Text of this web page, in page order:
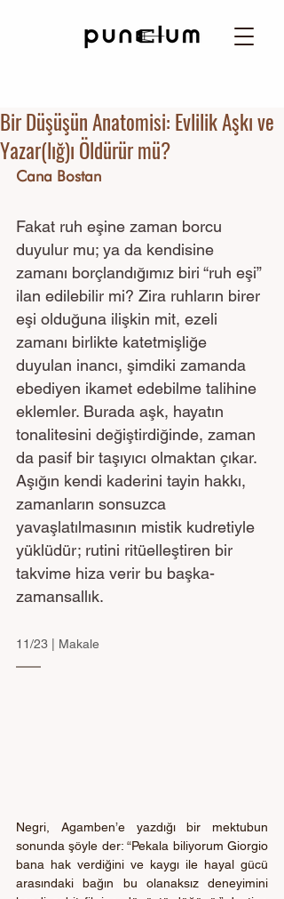
Bir Düşüşün Anatomisi: Evlilik Aşkı ve
Yazar(lığ)ı Öldürür mü?
Cana Bostan
Fakat ruh eşine zaman borcu
duyulur mu; ya da kendisine
zamanı borçlandığımız biri “ruh eşi”
ilan edilebilir mi? Zira ruhların birer
eşi olduğuna ilişkin mit, ezeli
zamanı birlikte katetmişliğe
duyulan inancı, şimdiki zamanda
ebediyen ikamet edebilme talihine
eklemler. Burada aşk, hayatın
tonalitesini değiştirdiğinde, zaman
da pasif bir taşıyıcı olmaktan çıkar.
Aşığın kendi kaderini tayin hakkı,
zamanların sonsuzca
yavaşlatılmasının mistik kudretiyle
yüklüdür; rutini ritüelleştiren bir
takvime hiza verir bu başka-
zamansallık.
11/23 | Makale
Negri, Agamben’e yazdığı bir mektubun
sonunda şöyle der: “Pekala biliyorum Giorgio
bana hak verdiğini ve kaygı ile ha­yal gücü
arasındaki bağın bu olanaksız deneyimini